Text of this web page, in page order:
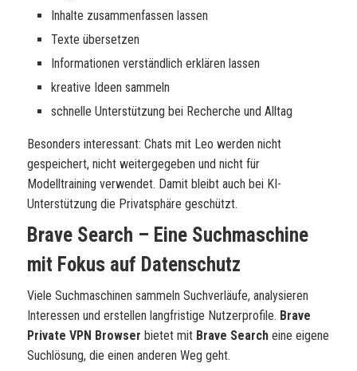
Inhalte zusammenfassen lassen
Texte übersetzen
Informationen verständlich erklären lassen
kreative Ideen sammeln
schnelle Unterstützung bei Recherche und Alltag
Besonders interessant: Chats mit Leo werden nicht
gespeichert, nicht weitergegeben und nicht für
Modelltraining verwendet. Damit bleibt auch bei KI-
Unterstützung die Privatsphäre geschützt.
Brave Search – Eine Suchmaschine
mit Fokus auf Datenschutz
Viele Suchmaschinen sammeln Suchverläufe, analysieren
Interessen und erstellen langfristige Nutzerprofile. Brave
Private VPN Browser bietet mit Brave Search eine eigene
Suchlösung, die einen anderen Weg geht.